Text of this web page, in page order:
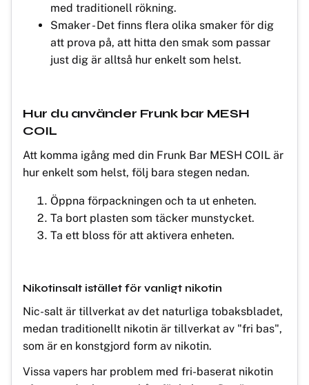
med traditionell rökning.
Smaker - Det finns flera olika smaker för dig
att prova på, att hitta den smak som passar
just dig är alltså hur enkelt som helst.
Hur du använder Frunk bar MESH
COIL
Att komma igång med din Frunk Bar MESH COIL är
hur enkelt som helst, följ bara stegen nedan.
Öppna förpackningen och ta ut enheten.
Ta bort plasten som täcker munstycket.
Ta ett bloss för att aktivera enheten.
Nikotinsalt istället för vanligt nikotin
Nic-salt är tillverkat av det naturliga tobaksbladet,
medan traditionellt nikotin är tillverkat av "fri bas",
som är en konstgjord form av nikotin.
Vissa vapers har problem med fri-baserat nikotin